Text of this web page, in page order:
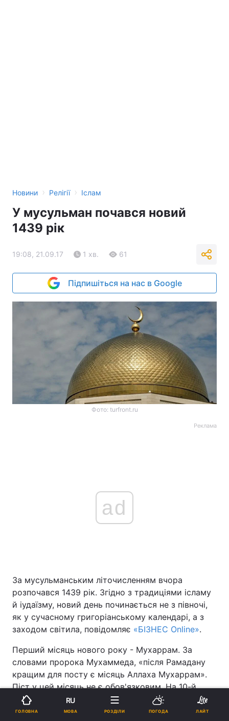
Новини › Релігії › Іслам
У мусульман почався новий
1439 рік
19:08, 21.09.17 1 хв. 61
Підпишіться на нас в Google
Фото: turfront.ru
Реклама
ad
За мусульманським літочисленням вчора
розпочався 1439 рік. Згідно з традиціями ісламу
й іудаїзму, новий день починається не з півночі,
як у сучасному григоріанському календарі, а з
заходом світила, повідомляє «БІЗНЕС Online».
Перший місяць нового року - Мухаррам. За
словами пророка Мухаммеда, «після Рамадану
кращим для посту є місяць Аллаха Мухаррам».
Піст у цей місяць не є обов'язковим. На 10-й
день місяця припадає свято Ашура.
ГОЛОВНА
RU
МОВА РОЗДІЛИ ПОГОДА ЛАЙТ